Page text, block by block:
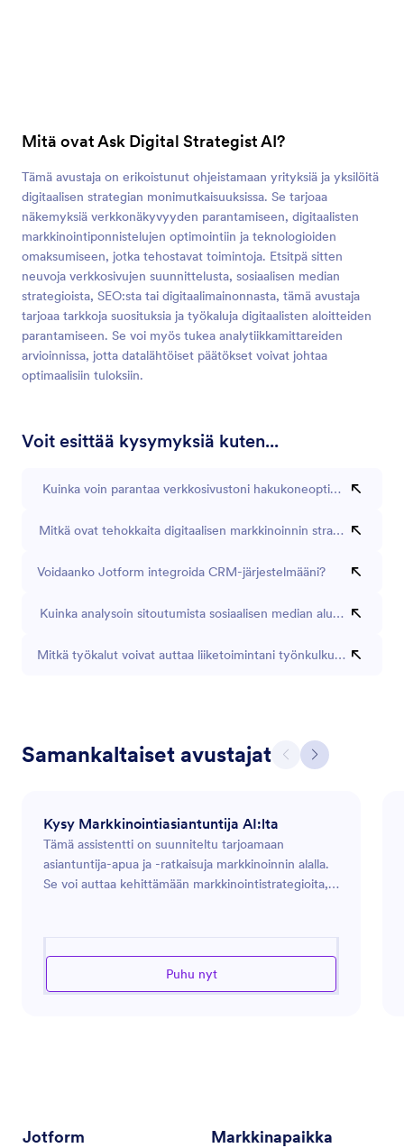
Mitä ovat Ask Digital Strategist AI?
Tämä avustaja on erikoistunut ohjeistamaan yrityksiä ja yksilöitä
digitaalisen strategian monimutkaisuuksissa. Se tarjoaa
näkemyksiä verkkonäkyvyyden parantamiseen, digitaalisten
markkinointiponnistelujen optimointiin ja teknologioiden
omaksumiseen, jotka tehostavat toimintoja. Etsitpä sitten
neuvoja verkkosivujen suunnittelusta, sosiaalisen median
strategioista, SEO:sta tai digitaalimainonnasta, tämä avustaja
tarjoaa tarkkoja suosituksia ja työkaluja digitaalisten aloitteiden
parantamiseen. Se voi myös tukea analytiikkamittareiden
arvioinnissa, jotta datalähtöiset päätökset voivat johtaa
optimaalisiin tuloksiin.
Voit esittää kysymyksiä kuten...
Kuinka voin parantaa verkkosivustoni hakukoneoptimointia?
Mitkä ovat tehokkaita digitaalisen markkinoinnin strategioita
Voidaanko Jotform integroida CRM-järjestelmääni?
Kuinka analysoin sitoutumista sosiaalisen median alustoillani?
Mitkä työkalut voivat auttaa liiketoimintani työnkulkujen
Samankaltaiset avustajat
Kysy Markkinointiasiantuntija AI:lta
Tämä assistentti on suunniteltu tarjoamaan
asiantuntija-apua ja -ratkaisuja markkinoinnin alalla.
Se voi auttaa kehittämään markkinointistrategioita,
tehokkaampien tapojen löytäminen kohderyhmäsi
osallistamiseen, tämä assistentti on varustettu
Puhu nyt
Jotform Markkinapaikka